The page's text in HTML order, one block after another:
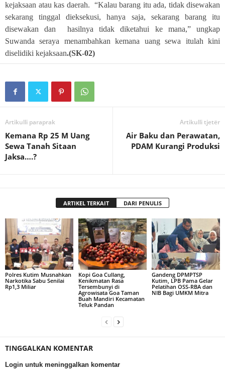
kejaksaan atau kas daerah. “Kalau barang itu ada, tidak disewakan
sekarang tinggal dieksekusi, hanya saja, sekarang barang itu
disewakan dan hasilnya tidak diketahui ke mana,” ungkap
Suwanda seraya menambahkan kemana uang sewa itulah kini
diselidiki kejaksaan.(SK-02)
Artikulli paraprak
Kemana Rp 25 M Uang
Sewa Tanah Sitaan
Jaksa….?
Artikulli tjetër
Air Baku dan Perawatan,
PDAM Kurangi Produksi
ARTIKEL TERKAIT DARI PENULIS
Polres Kutim Musnahkan
Narkotika Sabu Senilai
Rp1,3 Miliar
Kopi Goa Cullang,
Kenikmatan Rasa
Tersembunyi di
Agrowisata Goa Taman
Buah Mandiri Kecamatan
Teluk Pandan
Gandeng DPMPTSP
Kutim, LPB Pama Gelar
Pelatihan OSS-RBA dan
NIB Bagi UMKM Mitra
TINGGALKAN KOMENTAR
Login untuk meninggalkan komentar